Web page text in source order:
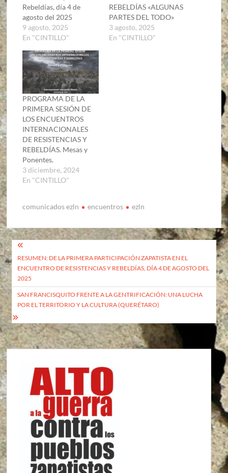
Rebeldías, día 4 de
agosto del 2025
9 agosto, 2025
En "CINTILLO"
REBELDÍAS «ALGUNAS
PARTES DEL TODO»
3 agosto, 2025
En "CINTILLO"
PROGRAMA DE LA
PRIMERA SESIÓN DE
LOS ENCUENTROS
INTERNACIONALES
DE RESISTENCIAS Y
REBELDÍAS. Mesas y
Ponentes.
3 diciembre, 2024
En "CINTILLO"
comunicados ezln encuentros ezln
Navegación
de
entradas
RESUMEN: DE LA PRIMERA PARTICIPACIÓN ZAPATISTA EN EL
ENCUENTRO DE RESISTENCIAS Y REBELDÍAS, DÍA 4 DE AGOSTO DEL
2025
SAN FRANCISQUITO FRENTE A LA GENTRIFICACIÓN: UNA LUCHA
POR EL TERRITORIO Y LA CULTURA (QUERÉTARO)